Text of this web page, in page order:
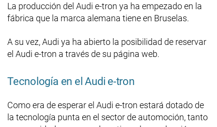
La producción del Audi e-tron ya ha empezado en la
fábrica que la marca alemana tiene en Bruselas.
A su vez, Audi ya ha abierto la posibilidad de reservar
el Audi e-tron a través de su página web.
Tecnología en el Audi e-tron
Como era de esperar el Audi e-tron estará dotado de
la tecnología punta en el sector de automoción, tanto